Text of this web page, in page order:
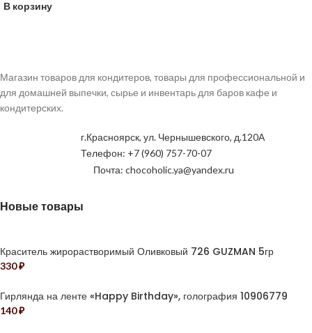
В корзину
Магазин товаров для кондитеров, товары для профессиональной и
для домашней выпечки, сырье и инвентарь для баров кафе и
кондитерских.
г.Красноярск, ул. Чернышевского, д.120А
Телефон: +7 (960) 757-70-07
Почта: chocoholic.ya@yandex.ru
Новые товары
Краситель жирорастворимый Оливковый 726 GUZMAN 5гр
330₽
Гирлянда на ленте «Happy Birthday», голография 10906779
140₽